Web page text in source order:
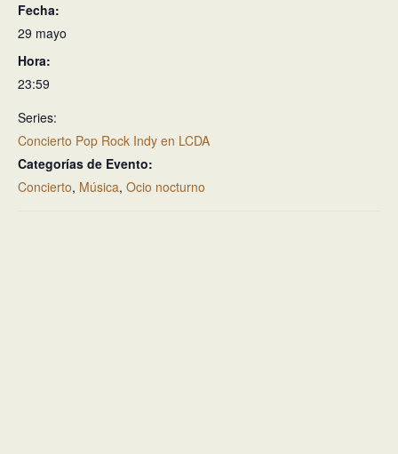
Fecha:
29 mayo
Hora:
23:59
Series:
Concierto Pop Rock Indy en LCDA
Categorías de Evento:
Concierto, Música, Ocio nocturno